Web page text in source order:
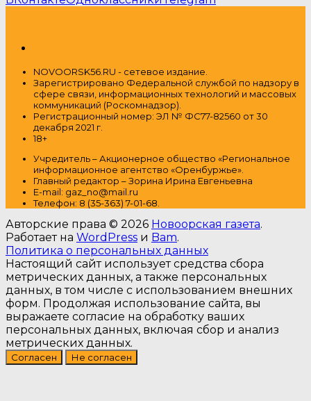
NOVOORSK56.RU - сетевое издание.
Зарегистрировано Федеральной службой по надзору в
сфере связи, информационных технологий и массовых
коммуникаций (Роскомнадзор).
Регистрационный номер: ЭЛ № ФС77-82560 от 30
декабря 2021 г.
18+
Учредитель – Акционерное общество «Региональное
информационное агентство «Оренбуржье».
Главный редактор – Зорина Ирина Евгеньевна
E-mail: gaz_no@mail.ru
Телефон: 8 (35-363) 7-01-68.
Авторские права © 2026 Новоорская газета.
Работает на WordPress и Bam.
Политика о персональных данных
Настоящий сайт использует средства сбора
метрических данных, а также персональных
данных, в том числе с использованием внешних
форм. Продолжая использование сайта, вы
выражаете согласие на обработку ваших
персональных данных, включая сбор и анализ
метрических данных.
Согласен Не согласен